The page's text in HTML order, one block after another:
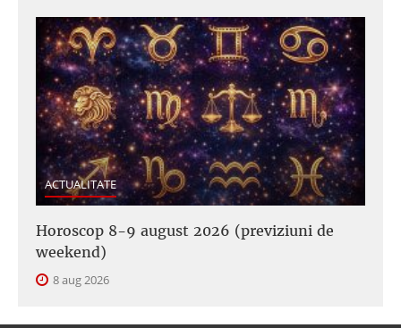
ACTUALITATE
Horoscop 8-9 august 2026 (previziuni de
weekend)
8 aug 2026